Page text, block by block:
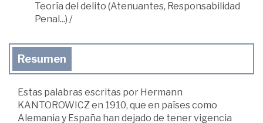
Teoría del delito (Atenuantes, Responsabilidad
Penal...) /
Resumen
Estas palabras escritas por Hermann
KANTOROWICZ en 1910, que en países como
Alemania y España han dejado de tener vigencia